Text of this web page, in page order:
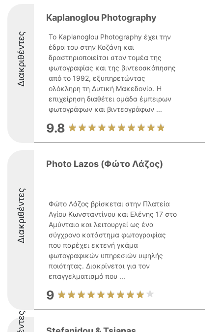
Διακριθέντες
Kaplanoglou Photography
Το Kaplanoglou Photography έχει την
έδρα του στην Κοζάνη και
δραστηριοποιείται στον τομέα της
φωτογραφίας και της βιντεοσκόπησης
από το 1992, εξυπηρετώντας
ολόκληρη τη Δυτική Μακεδονία. Η
επιχείρηση διαθέτει ομάδα έμπειρων
φωτογράφων και βιντεογράφων ...
9.8
Διακριθέντες
Photo Lazos (Φώτο Λάζος)
Φώτο Λάζος βρίσκεται στην Πλατεία
Αγίου Κωνσταντίνου και Ελένης 17 στο
Αμύνταιο και λειτουργεί ως ένα
σύγχρονο κατάστημα φωτογραφίας
που παρέχει εκτενή γκάμα
φωτογραφικών υπηρεσιών υψηλής
ποιότητας. Διακρίνεται για τον
επαγγελματισμό που ...
9